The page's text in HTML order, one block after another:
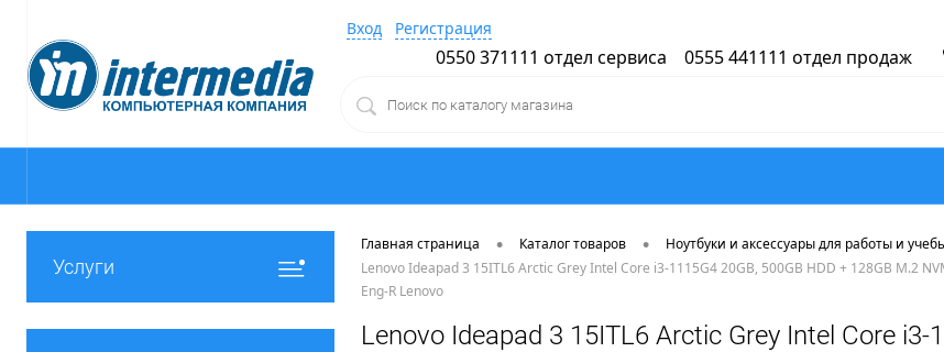
Вход Регистрация
0550 371111 отдел сервиса 0555 441111 отдел продаж
Услуги
Главная страница • Каталог товаров • Ноутбуки и аксессуары для работы и
Lenovo Ideapad 3 15ITL6 Arctic Grey Intel Core i3-1115G4 20GB, 500GB HDD + 128GB M.2
Eng-R Lenovo
Lenovo Ideapad 3 15ITL6 Arctic Grey Intel Core